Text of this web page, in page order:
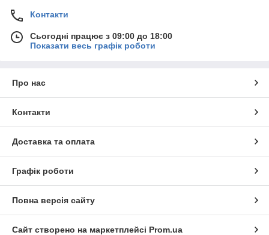
Контакти
Сьогодні працює з 09:00 до 18:00
Показати весь графік роботи
Про нас
Контакти
Доставка та оплата
Графік роботи
Повна версія сайту
Сайт створено на маркетплейсі Prom.ua